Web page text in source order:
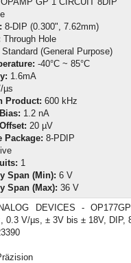
8-DIP (0.300", 7.62mm)
Through Hole
Standard (General Purpose)
-40°C ~ 85°C
1.6mA
µs
Product: 600 kHz
1.2 nA
20 µV
Package: 8-PDIP
1
Span (Min): 6 V
Span (Max): 36 V
DEVICES -
0.3 V/µs, ± 3V bis ± 18V, DIP,